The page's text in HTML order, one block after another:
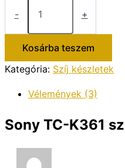
-
szíj
készlet
+
Kosárba teszem
Kategória: Szíj készletek
Vélemények (3)
Sony TC-K361